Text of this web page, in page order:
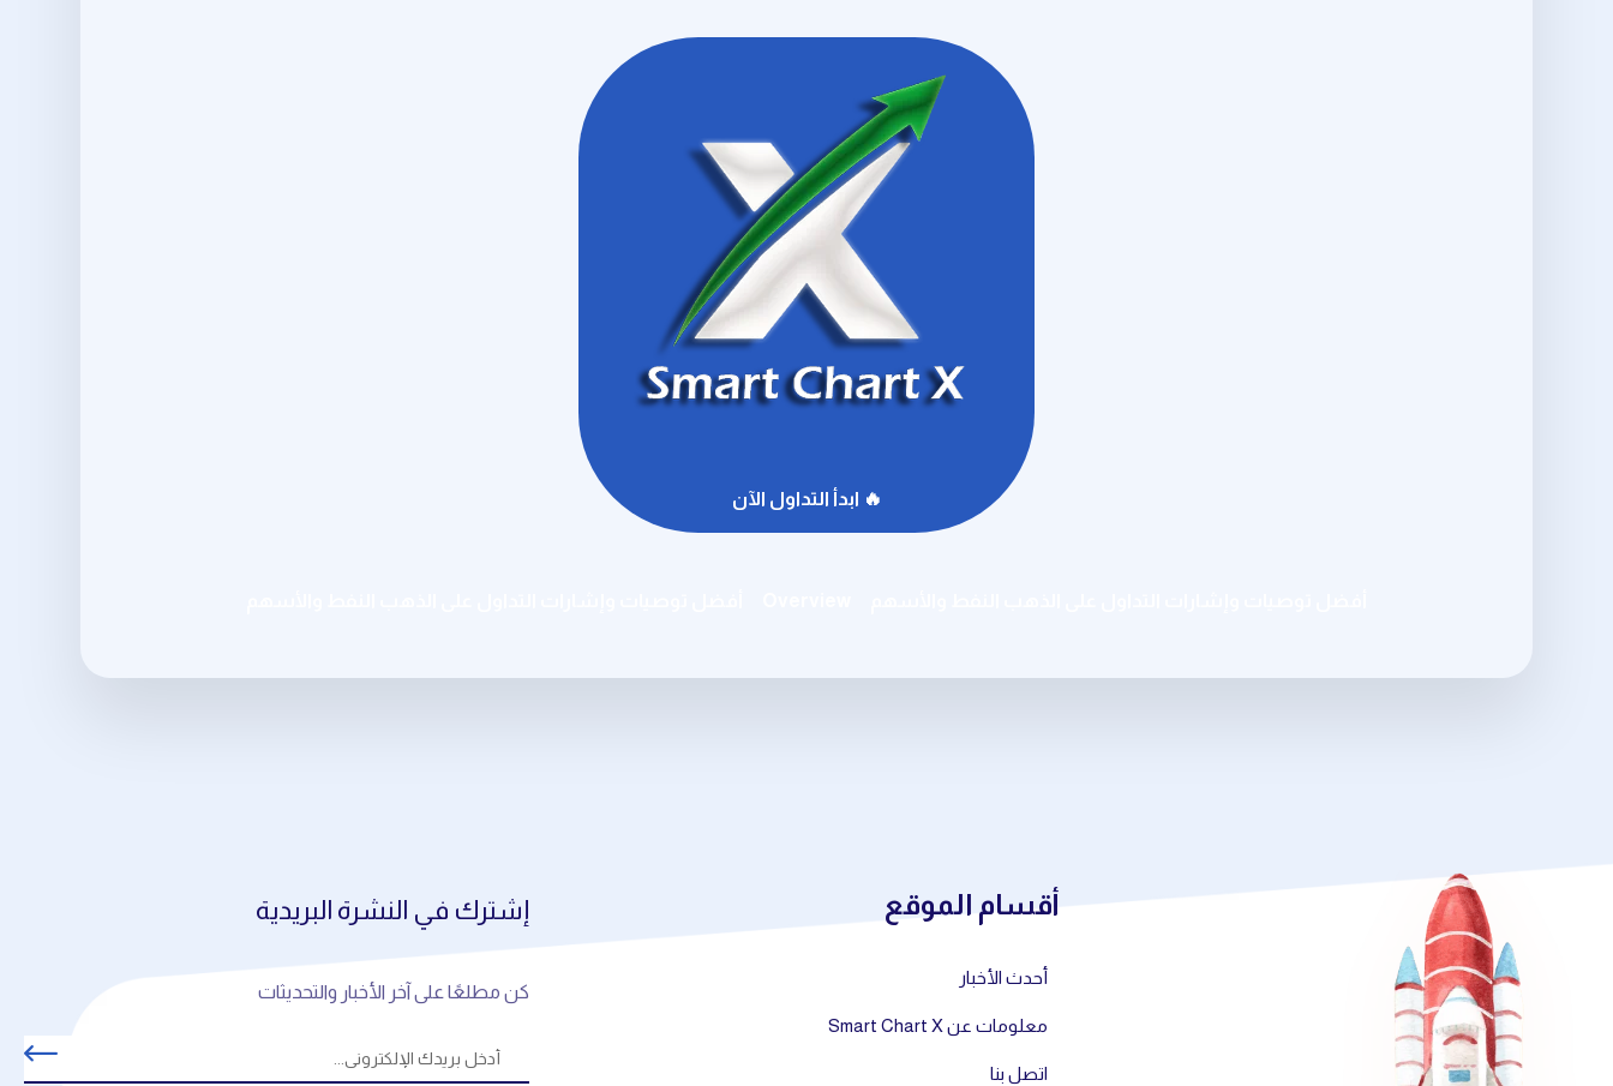
🔥 ابدأ التداول الآن
أقسام الموقع
أحدث الأخبار
معلومات عن Smart Chart X
اتصل بنا
إشترك في النشرة البريدية
كن مطلعًا على آخر الأخبار والتحديثات